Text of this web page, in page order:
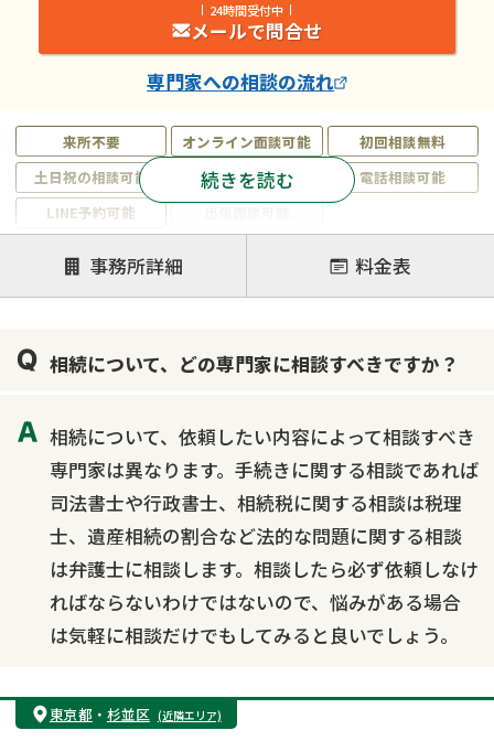
来所不要 オンライン面談可能
初回相談無料
土日祝の相談可能
19時以降電話可能
電話相談可能
LINE予約可能
注力案件
遺言書作成・遺言執行
相続放棄
相続登記
相続手続き
銀行手続き
家族信託
相続人調査
相続財産調査
不動産評価(相続不動産)
相続トラブル
続きを読む
24時間受付中
メールで問合せ
専門家への相談の流れ
事務所詳細 料金表
相続について、どの専門家に相談すべきですか？
相続について、依頼したい内容によって相談すべき
専門家は異なります。手続きに関する相談であれば
司法書士や行政書士、相続税に関する相談は税理
士、遺産相続の割合など法的な問題に関する相談
は弁護士に相談します。相談したら必ず依頼しなけ
ればならないわけではないので、悩みがある場合
は気軽に相談だけでもしてみると良いでしょう。
東京都 ・ 杉並区 (近隣エリア)